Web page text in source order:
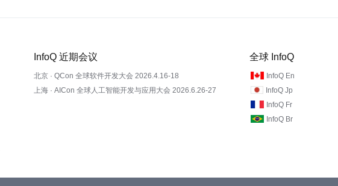
InfoQ 近期会议
北京 · QCon 全球软件开发大会 2026.4.16-18
上海 · AICon 全球人工智能开发与应用大会 2026.6.26-27
全球 InfoQ
InfoQ En
InfoQ Jp
InfoQ Fr
InfoQ Br